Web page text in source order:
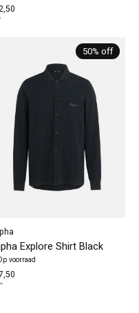
50% off
Explore Shirt Black
voorraad